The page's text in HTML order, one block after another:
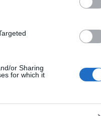
or Sharing
for which it